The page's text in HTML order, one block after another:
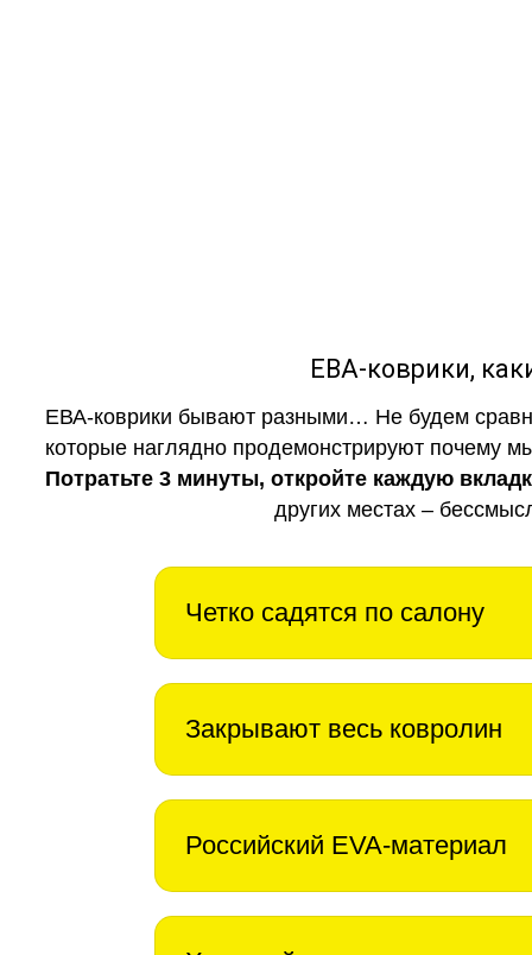
ЕВА-коврики,
ЕВА-коврики бывают разными… Не будем
которые наглядно продемонстрируют почему
Потратьте 3 минуты, откройте каждую
других местах –
Четко садятся по салону
Закрывают весь ковролин
Российский EVA-материал